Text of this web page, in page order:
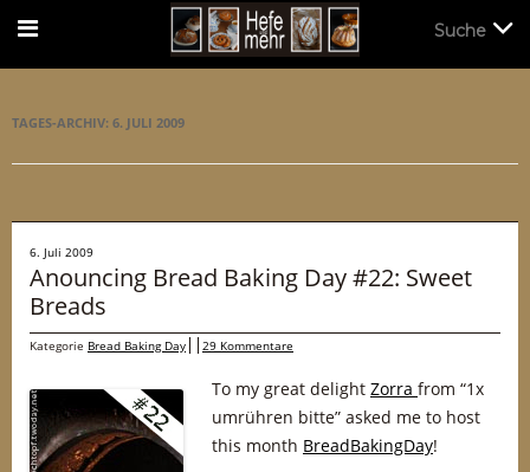
TAGES-ARCHIV: 6. JULI 2009
6. Juli 2009
Anouncing Bread Baking Day #22: Sweet
Breads
Kategorie Bread Baking Day 29 Kommentare
To my great delight Zorra from “1x
umrühren bitte” asked me to host
this month BreadBakingDay!
Suche
Suche